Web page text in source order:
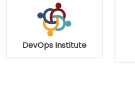
DevOps Institute